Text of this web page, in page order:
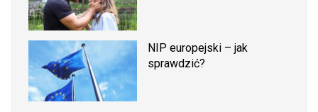
NIP europejski – jak
sprawdzić?